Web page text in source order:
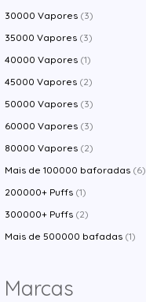
30000 Vapores (3)
35000 Vapores (3)
40000 Vapores (1)
45000 Vapores (2)
50000 Vapores (3)
60000 Vapores (3)
80000 Vapores (2)
Mais de 100000 baforadas (6)
200000+ Puffs (1)
300000+ Puffs (2)
Mais de 500000 bafadas (1)
Marcas